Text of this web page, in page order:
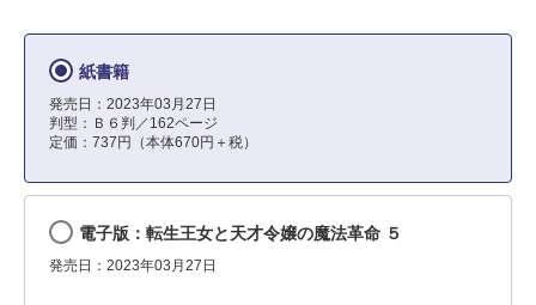
紙書籍
発売日：2023年03月27日
判型：Ｂ６判／162ページ
定価：737円（本体670円＋税）
電子版：転生王女と天才令嬢の魔法革命 ５
発売日：2023年03月27日